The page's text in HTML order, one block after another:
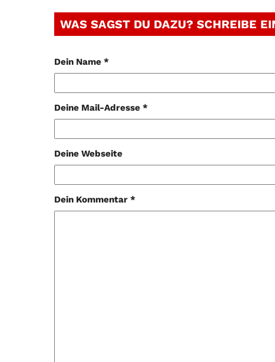
WAS SAGST DU DAZU? SCHREIBE
Dein Name *
Deine Mail-Adresse *
Deine Webseite
Dein Kommentar *